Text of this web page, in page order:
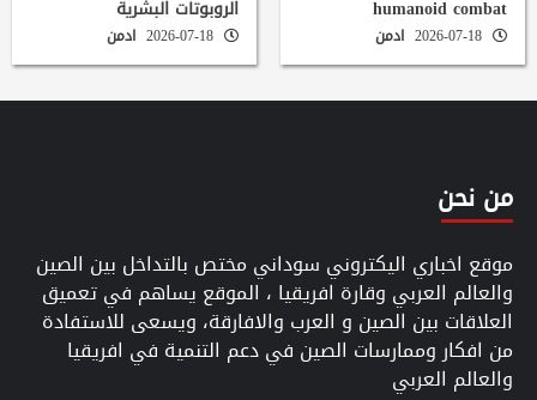
humanoid combat
ادمن
الروبوتات البشرية
ادمن
من نحن
موقع اخباري اليكتروني سوداني مختص بالتداخل بين الصين
والعالم العربي وقارة افريقيا ، الموقع يساهم في تعميق
العلاقات بين الصين و العرب والافارقة، ويسعى للاستفادة
من افكار وممارسات الصين في دعم التنمية في افريقيا
والعالم العربي